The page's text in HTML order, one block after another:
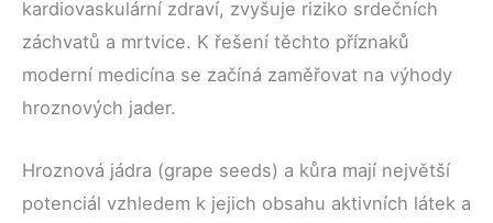
kardiovaskulární zdraví, zvyšuje riziko srdečních
záchvatů a mrtvice. K řešení těchto příznaků
moderní medicína se začíná zaměřovat na výhody
hroznových jader.
Hroznová jádra (grape seeds) a kůra mají největší
potenciál vzhledem k jejich obsahu aktivních látek a